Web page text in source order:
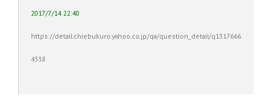
2017/7/14 22:40
https://detail.chiebukuro.yahoo.co.jp/qa/question_detail/q1317666
4338